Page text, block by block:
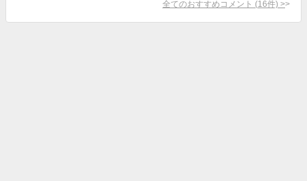
全てのおすすめコメント (16件) >